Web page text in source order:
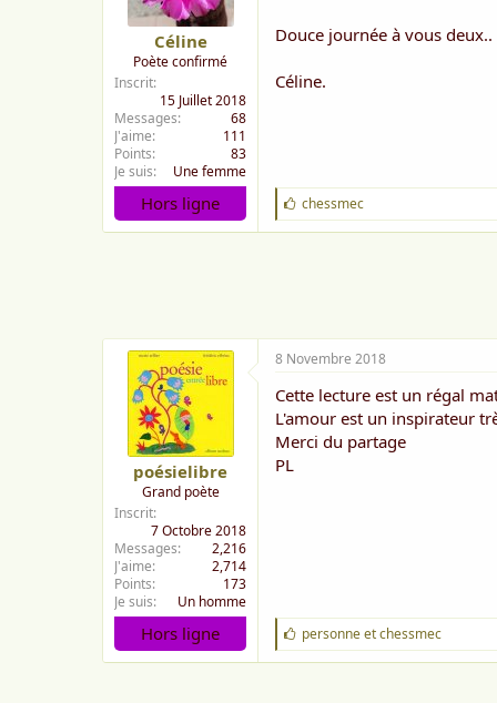
Céline
Poète confirmé
Inscrit
15 Juillet 2018
Messages
68
J'aime
111
Points
83
Je suis
Une femme
Hors ligne
Douce journée à vous deux..
Céline.
J
'
a
chessmec
poésielibre
Grand poète
Inscrit
7 Octobre 2018
Messages
2,216
J'aime
2,714
Points
173
Je suis
Un homme
Hors ligne
8 Novembre 2018
Cette lecture est un régal
L'amour est un inspirateur
Merci du partage
PL
J
'
a
personneetchessmec